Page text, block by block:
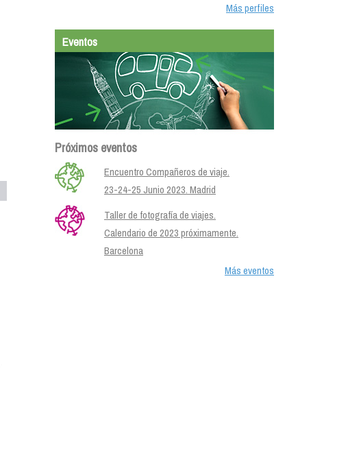
Más perfiles
Eventos
Próximos eventos
Encuentro Compañeros de viaje.
23-24-25 Junio 2023. Madrid
Taller de fotografía de viajes.
Calendario de 2023 próximamente.
Barcelona
Más eventos